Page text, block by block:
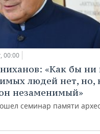
00:00
«Как бы ни
людей нет, но,
незаменимый»
семинар памяти